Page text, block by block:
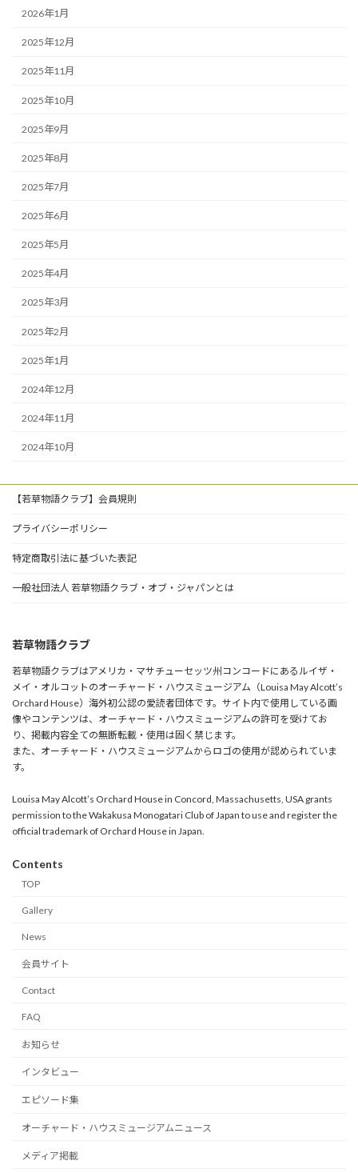
2026年1月
2025年12月
2025年11月
2025年10月
2025年9月
2025年8月
2025年7月
2025年6月
2025年5月
2025年4月
2025年3月
2025年2月
2025年1月
2024年12月
2024年11月
2024年10月
【若草物語クラブ】会員規則
プライバシーポリシー
特定商取引法に基づいた表記
一般社団法人 若草物語クラブ・オブ・ジャパンとは
若草物語クラブ
若草物語クラブはアメリカ・マサチューセッツ州コンコードにあるルイザ・
メイ・オルコットのオーチャード・ハウスミュージアム（Louisa May Alcott’s
Orchard House）海外初公認の愛読者団体です。サイト内で使用している画
像やコンテンツは、オーチャード・ハウスミュージアムの許可を受けてお
り、掲載内容全ての無断転載・使用は固く禁じます。
また、オーチャード・ハウスミュージアムからロゴの使用が認められていま
す。
Louisa May Alcott’s Orchard House in Concord, Massachusetts, USA grants
permission to the Wakakusa Monogatari Club of Japan to use and register the
official trademark of Orchard House in Japan.
Contents
TOP
Gallery
News
会員サイト
Contact
FAQ
お知らせ
インタビュー
エピソード集
オーチャード・ハウスミュージアムニュース
メディア掲載